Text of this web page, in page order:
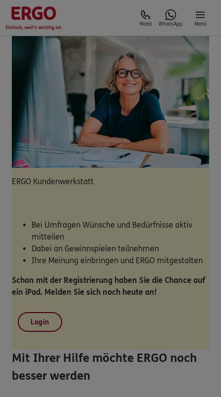
Mobil WhatsApp Menü
ERGO Kundenwerkstatt
Bei Umfragen Wünsche und Bedürfnisse aktiv
mitteilen
Dabei an Gewinnspielen teilnehmen
Ihre Meinung einbringen und ERGO mitgestalten
Schon mit der Registrierung haben Sie die Chance auf
ein iPad. Melden Sie sich noch heute an!
Login
Mit Ihrer Hilfe möchte ERGO noch
besser werden